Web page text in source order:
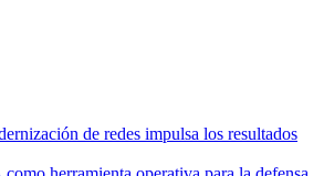
de redes impulsa los resultados